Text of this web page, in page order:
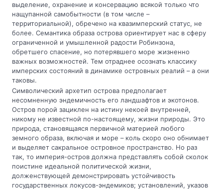
выделение, охранение и консервацию всякой только что
нащупанной самобытности (в том числе –
территориальной), обречено на квазимперский статус, не
более. Семантика образа острова ориентирует нас в сферу
ограниченной и умышленной радости Робинзона,
обретшего спасение, но потерявшего море жизненно
важных возможностей. Тем отраднее осознать классику
имперских состояний в динамике островных реалий – а они
таковы.
Символический архетип острова предполагает
несомненную эндемичность его ландшафтов и экотонов.
Остров порой зациклен на истину некоей внутренней,
никому не известной по-настоящему, жизни природы. Это
природа, становящаяся первичной материей любого
земного образа, включая и море – коль скоро оно обнимает
и выделяет сакральное островное пространство. Но раз
так, то империя-остров должна представлять собой сколок
поистине идеальной политической жизни,
долженствующей демонстрировать устойчивость
государственных локусов-эндемиков; установлений, указов